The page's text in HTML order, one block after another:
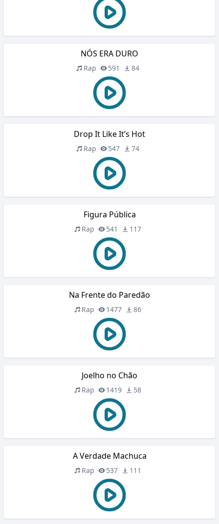
NÓS ERA DURO
Rap 591 84
Drop It Like It’s Hot
Rap 547 74
Figura Pública
Rap 541 117
Na Frente do Paredão
Rap 1477 86
Joelho no Chão
Rap 1419 58
A Verdade Machuca
Rap 537 111